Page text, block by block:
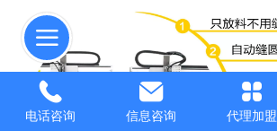
电话咨询 信息咨询 代理加盟